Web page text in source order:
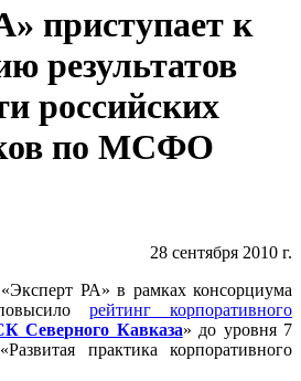
приступает к
результатов
российских
по МСФО
28 сентября 2010 г.
«Эксперт РА» в рамках консорциума
рейтинг корпоративного
Северного Кавказа» до уровня 7
практика корпоративного